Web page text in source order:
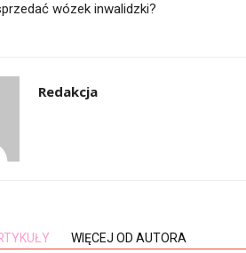
wózek inwalidzki?
Redakcja
WIĘCEJ OD AUTORA